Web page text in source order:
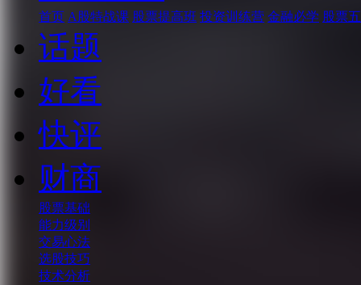
首页 A股特战课 股票提高班 投资训练营 金融必学 股票
话题
好看
快评
财商
股票基础
能力级别
交易心法
选股技巧
技术分析